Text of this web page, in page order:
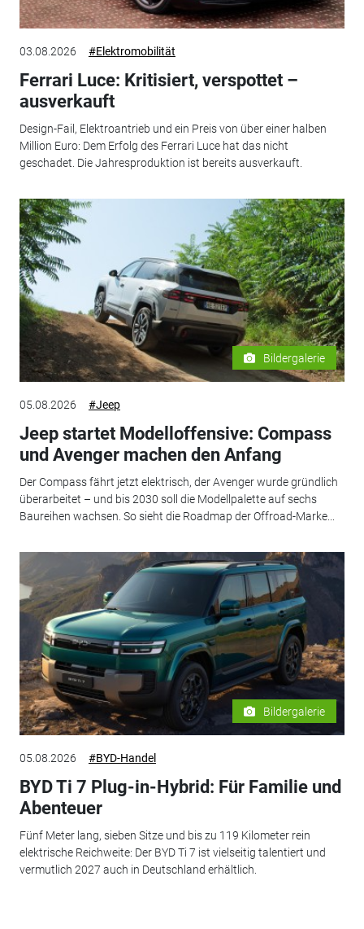
03.08.2026 #Elektromobilität
Ferrari Luce: Kritisiert, verspottet –
ausverkauft
Design-Fail, Elektroantrieb und ein Preis von über einer halben
Million Euro: Dem Erfolg des Ferrari Luce hat das nicht
geschadet. Die Jahresproduktion ist bereits ausverkauft.
Bildergalerie
05.08.2026 #Jeep
Jeep startet Modelloffensive: Compass
und Avenger machen den Anfang
Der Compass fährt jetzt elektrisch, der Avenger wurde gründlich
überarbeitet – und bis 2030 soll die Modellpalette auf sechs
Baureihen wachsen. So sieht die Roadmap der Offroad-Marke...
Bildergalerie
05.08.2026 #BYD-Handel
BYD Ti 7 Plug-in-Hybrid: Für Familie und
Abenteuer
Fünf Meter lang, sieben Sitze und bis zu 119 Kilometer rein
elektrische Reichweite: Der BYD Ti 7 ist vielseitig talentiert und
vermutlich 2027 auch in Deutschland erhältlich.